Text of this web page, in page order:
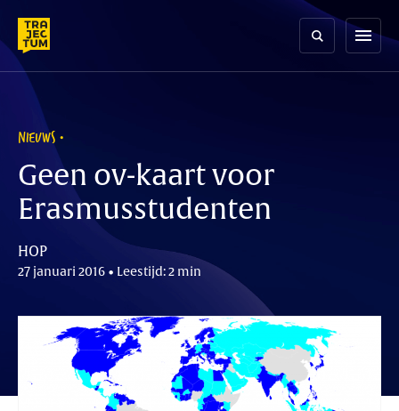
content
menu
NIEUWS
Geen ov-kaart voor
Erasmusstudenten
HOP
27 januari 2016 • Leestijd: 2 min